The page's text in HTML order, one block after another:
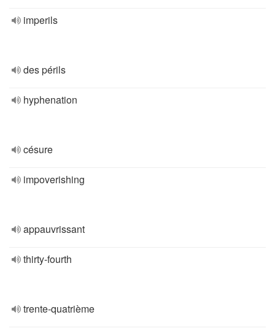
imperils
des périls
hyphenation
césure
impoverishing
appauvrissant
thirty-fourth
trente-quatrième